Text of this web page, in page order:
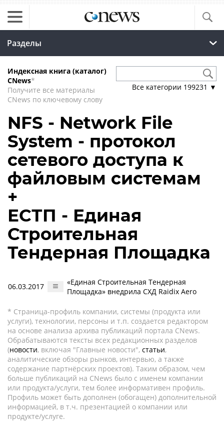
Разделы
Индексная книга (каталог)
CNews*
Получите все материалы
CNews по ключевому слову
Все категории 199231 ▼
NFS - Network File
System - протокол
сетевого доступа к
файловым системам
+
ЕСТП - Единая
Строительная
Тендерная Площадка
06.03.2017
«Единая Строительная Тендерная
Площадка» внедрила СХД Raidix Aero
* Страница-профиль компании, системы (продукта или
услуги), технологии, персоны и т.п. создается редактором
на основе анализа архива публикаций портала CNews.
Обрабатываются тексты всех редакционных разделов
(новости, включая "Главные новости", статьи,
аналитические обзоры рынков, интервью, а также
содержание партнёрских проектов). Таким образом, чем
больше публикаций на CNews было с именем компании
или продукта/услуги, тем более информативен профиль.
Профиль может быть дополнен (обогащен) дополнительной
информацией, в т.ч. презентацией о компании или
продукте/услуге.